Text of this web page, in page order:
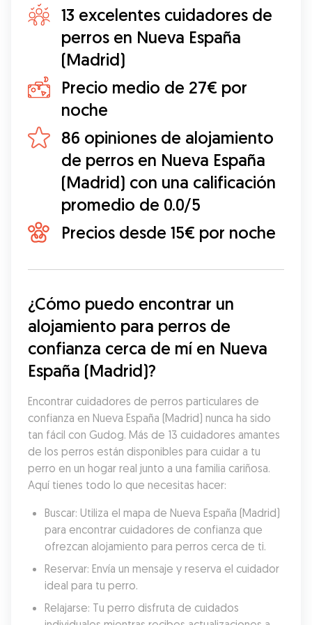
13 excelentes cuidadores de
perros en Nueva España
(Madrid)
Precio medio de 27€ por
noche
86 opiniones de alojamiento
de perros en Nueva España
(Madrid) con una calificación
promedio de 0.0/5
Precios desde 15€ por noche
¿Cómo puedo encontrar un
alojamiento para perros de
confianza cerca de mí en Nueva
España (Madrid)?
Encontrar cuidadores de perros particulares de
confianza en Nueva España (Madrid) nunca ha sido
tan fácil con Gudog. Más de 13 cuidadores amantes
de los perros están disponibles para cuidar a tu
perro en un hogar real junto a una familia cariñosa.
Aquí tienes todo lo que necesitas hacer:
Buscar: Utiliza el mapa de Nueva España (Madrid)
para encontrar cuidadores de confianza que
ofrezcan alojamiento para perros cerca de ti.
Reservar: Envía un mensaje y reserva el cuidador
ideal para tu perro.
Relajarse: Tu perro disfruta de cuidados